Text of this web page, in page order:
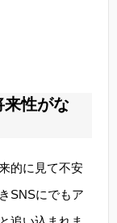
来性がな
的に見て不安
SNSにでもア